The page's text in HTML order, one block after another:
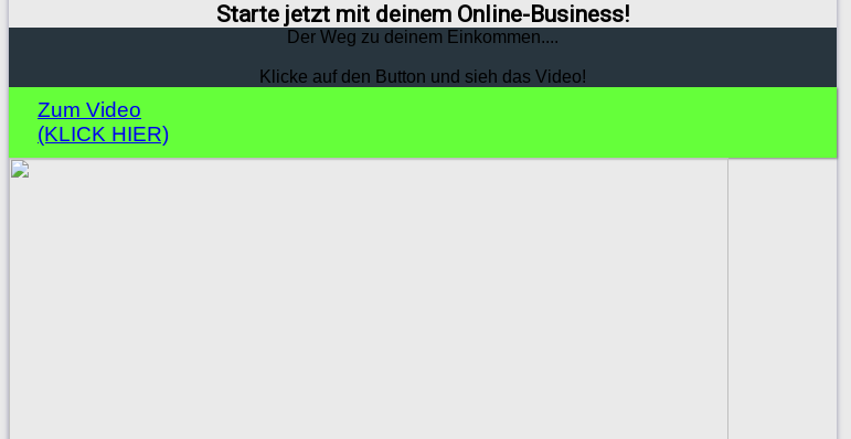
Starte jetzt mit deinem Online-Business!
Der Weg zu deinem Einkommen....
Klicke auf den Button und sieh das Video!
Zum Video
(KLICK HIER)